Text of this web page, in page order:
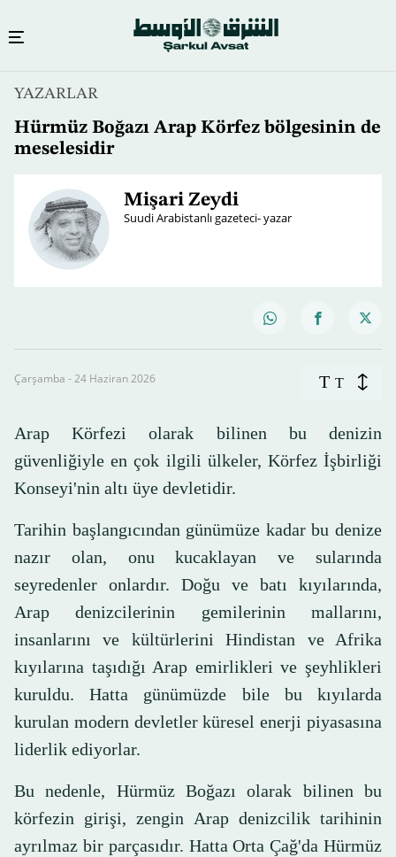
YAZARLAR
Hürmüz Boğazı Arap Körfez bölgesinin de
meselesidir
Mişari Zeydi
Suudi Arabistanlı gazeteci- yazar
Çarşamba - 24 Haziran 2026 T T
Arap Körfezi olarak bilinen bu denizin
güvenliğiyle en çok ilgili ülkeler, Körfez İşbirliği
Konseyi'nin altı üye devletidir.
Tarihin başlangıcından günümüze kadar bu denize
nazır olan, onu kucaklayan ve sularında
seyredenler onlardır. Doğu ve batı kıyılarında,
Arap denizcilerinin gemilerinin mallarını,
insanlarını ve kültürlerini Hindistan ve Afrika
kıyılarına taşıdığı Arap emirlikleri ve şeyhlikleri
kuruldu. Hatta günümüzde bile bu kıyılarda
kurulan modern devletler küresel enerji piyasasına
liderlik ediyorlar.
Bu nedenle, Hürmüz Boğazı olarak bilinen bu
körfezin girişi, zengin Arap denizcilik tarihinin
ayrılmaz bir parçasıdır. Hatta Orta Çağ'da Hürmüz